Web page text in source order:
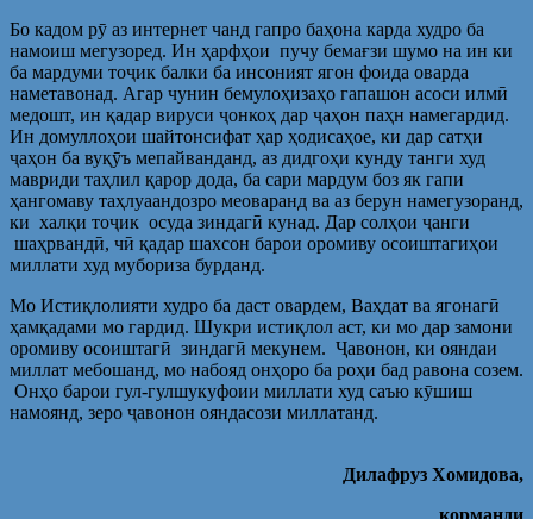
Бо кадом рӯ аз интернет чанд гапро баҳона карда худро ба
намоиш мегузоред. Ин ҳарфҳои пучу бемағзи шумо на ин ки
ба мардуми тоҷик балки ба инсоният ягон фоида оварда
наметавонад. Агар чунин бемулоҳизаҳо гапашон асоси илмӣ
медошт, ин қадар вируси ҷонкоҳ дар ҷаҳон паҳн намегардид.
Ин домуллоҳои шайтонсифат ҳар ҳодисаҳое, ки дар сатҳи
ҷаҳон ба вуқӯъ мепайванданд, аз дидгоҳи кунду танги худ
мавриди таҳлил қарор дода, ба сари мардум боз як гапи
ҳангомаву таҳлуаандозро меоваранд ва аз берун намегузоранд,
ки халқи тоҷик осуда зиндагӣ кунад. Дар солҳои ҷанги
шаҳрвандӣ, чӣ қадар шахсон барои оромиву осоиштагиҳои
миллати худ мубориза бурданд.
Мо Истиқлолияти худро ба даст овардем, Ваҳдат ва ягонагӣ
ҳамқадами мо гардид. Шукри истиқлол аст, ки мо дар замони
оромиву осоиштагӣ зиндагӣ мекунем. Ҷавонон, ки ояндаи
миллат мебошанд, мо набояд онҳоро ба роҳи бад равона созем.
Онҳо барои гул-гулшукуфоии миллати худ саъю кӯшиш
намоянд, зеро ҷавонон ояндасози миллатанд.
Дилафруз Хомидова,
корманди